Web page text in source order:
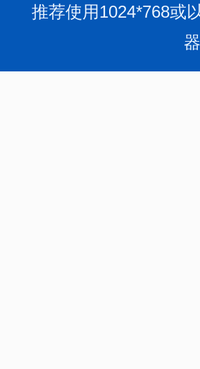
承载地景区建设、神话呈现和宣
态，切实将神话资源转化为产业
文旅深度融合，农业转型升级
推荐使用1024*768或